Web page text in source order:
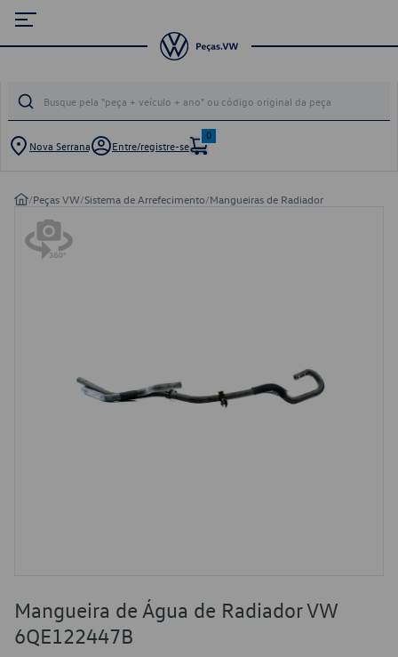
Nova Serrana Entre/registre-se
0
/Peças VW/Sistema de Arrefecimento/Mangueiras de Radiador
Mangueira de Água de Radiador VW
6QE122447B